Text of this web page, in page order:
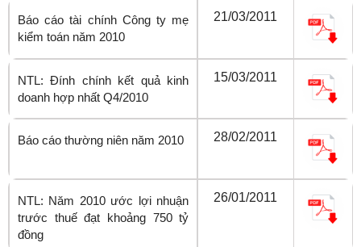
Báo cáo tài chính Công ty mẹ
kiểm toán năm 2010
21/03/2011
NTL: Đính chính kết quả kinh
doanh hợp nhất Q4/2010
15/03/2011
Báo cáo thường niên năm 2010 28/02/2011
NTL: Năm 2010 ước lợi nhuận
trước thuế đạt khoảng 750 tỷ
đồng
26/01/2011